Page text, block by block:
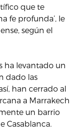
que te
fe profunda’, le
según el
ha levantado un
dado las
han cerrado al
a Marrakech
un barrio
Casablanca.